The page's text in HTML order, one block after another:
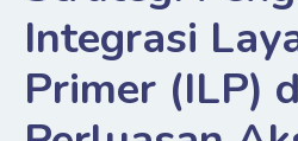
Integrasi
Primer (ILP)